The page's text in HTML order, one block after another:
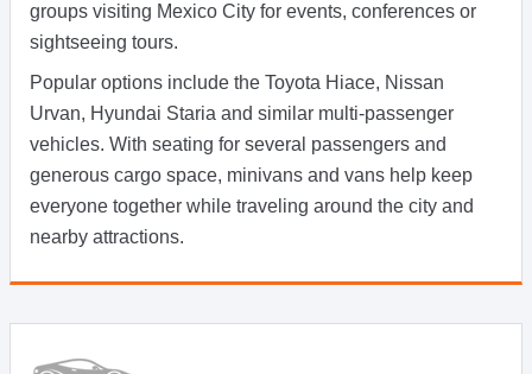
groups visiting Mexico City for events, conferences or
sightseeing tours.
Popular options include the Toyota Hiace, Nissan
Urvan, Hyundai Staria and similar multi-passenger
vehicles. With seating for several passengers and
generous cargo space, minivans and vans help keep
everyone together while traveling around the city and
nearby attractions.